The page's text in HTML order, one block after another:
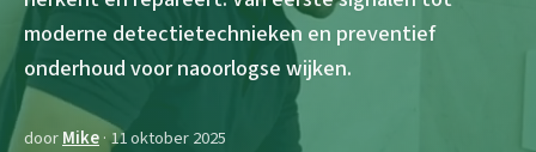
moderne detectietechnieken en preventief
onderhoud voor naoorlogse wijken.
doorMike· 11 oktober 2025